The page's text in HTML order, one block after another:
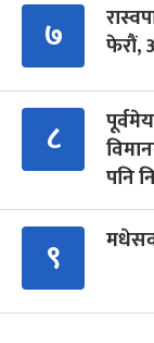
७
फेरौं,
८
पनि
९